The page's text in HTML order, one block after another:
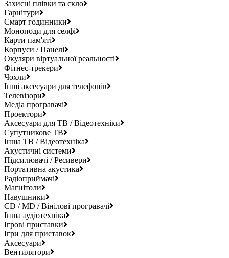
Захисні плівки та скло
Гарнітури
Смарт годинники
Моноподи для селфі
Карти пам'яті
Корпуси / Панелі
Окуляри віртуальної реальності
Фітнес-трекери
Чохли
Інші аксесуари для телефонів
Телевізори
Медіа програвачі
Проектори
Аксесуари для ТВ / Відеотехніки
Супутникове ТВ
Інша ТВ / Відеотехніка
Акустичні системи
Підсилювачі / Ресивери
Портативна акустика
Радіоприймачі
Магнітоли
Навушники
CD / MD / Вінілові програвачі
Інша аудіотехніка
Ігрові приставки
Ігри для приставок
Аксесуари
Вентилятори